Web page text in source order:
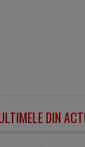
DIN